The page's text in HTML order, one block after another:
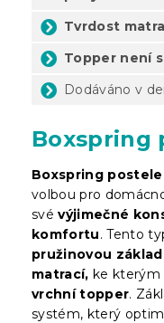
Tvrdost
Topper není
Dodáváno v
Boxspring
Boxspring
volbou pro
svévýjimečné
komfortu. Tento
pružinovou
matrací, ke kterým
vrchní topper.
systém, který